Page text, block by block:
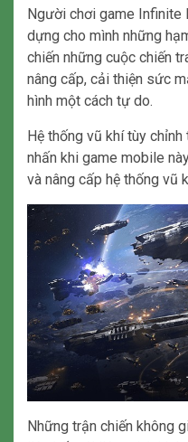
Người chơi game Infinite
dựng cho mình những
chiến những cuộc chiến
nâng cấp, cải thiện sức
hình một cách tự do.
Hệ thống vũ khí tùy
nhấn khi game mobile
và nâng cấp hệ thống vũ
Những trận chiến không